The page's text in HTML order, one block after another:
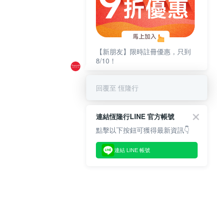
【新朋友】限時註冊優惠，只到
8/10！
回覆至 恆隆行
連結恆隆行LINE 官方帳號
點擊以下按鈕可獲得最新資訊👇
連結 LINE 帳號